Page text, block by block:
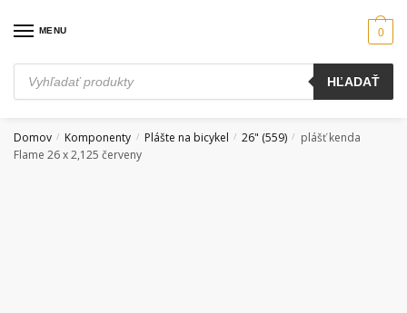
MENU
Products
search
HĽADAŤ
0
Domov / Komponenty / Plášte na bicykel / 26" (559) /
plášť kenda
Flame 26 x 2,125 červeny